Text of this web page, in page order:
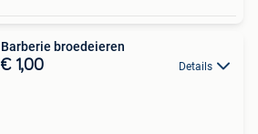
Barberie broedeieren
€ 1,00 Details